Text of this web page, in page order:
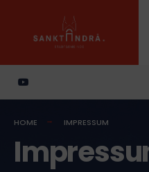
content
HOME IMPRESSUM